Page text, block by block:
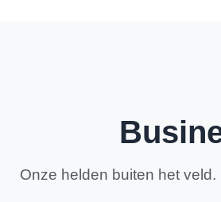
Onze helden buiten het